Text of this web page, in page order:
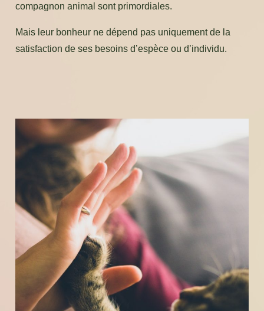
compagnon animal sont primordiales.
Mais leur bonheur ne dépend pas uniquement de la
satisfaction de ses besoins d’espèce ou d’individu.